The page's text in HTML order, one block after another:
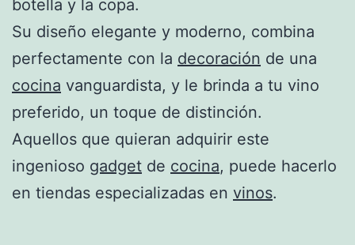
botella y la copa.
Su diseño elegante y moderno, combina
perfectamente con la decoración de una
cocina vanguardista, y le brinda a tu vino
preferido, un toque de distinción.
Aquellos que quieran adquirir este
ingenioso gadget de cocina, puede hacerlo
en tiendas especializadas en vinos.